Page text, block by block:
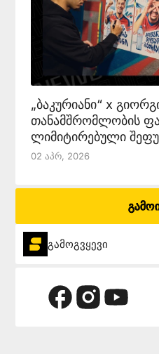
„ბაკურიანი“ x
თანამშრომლობის
ლიმიტირებული
02 Აპრ, 2026
გამოგვყევი